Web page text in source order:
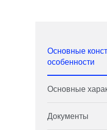
Основные
особенности
Основные
Документы